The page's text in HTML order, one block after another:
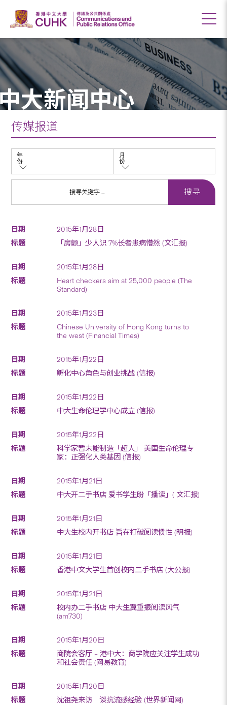
大新闻中心
传媒报道
年
份
月
份
2015年1月28日
「房颤」少人识 7%长者患病懵然 (文汇报)
2015年1月28日
Heart checkers aim at 25,000 people (The
Standard)
2015年1月23日
Chinese University of Hong Kong turns to
the west (Financial Times)
2015年1月22日
孵化中心角色与创业挑战 (信报)
2015年1月22日
中大生命伦理学中心成立 (信报)
2015年1月22日
科学家暂未能制造「超人」 美国生命伦理专
家：正强化人类基因 (信报)
2015年1月21日
中大开二手书店 爱书学生盼「播读」( 文汇报)
2015年1月21日
中大生校内开书店 旨在打破阅读惯性 (明报)
2015年1月21日
香港中文大学生首创校内二手书店 (大公报)
2015年1月21日
校内办二手书店 中大生冀重振阅读风气
(am730)
2015年1月20日
商院会客厅 – 港中大：商学院应关注学生成功
和社会责任 (网易教育)
2015年1月20日
沈祖尧来访 谈抗流感经验 (世界新闻网)